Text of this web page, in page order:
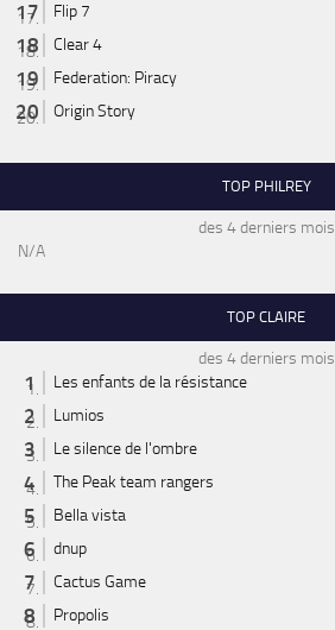
Flip 7
Clear 4
Federation: Piracy
Origin Story
TOP PHILREY
des 4 derniers mois
N/A
TOP CLAIRE
des 4 derniers mois
Les enfants de la résistance
Lumios
Le silence de l'ombre
The Peak team rangers
Bella vista
dnup
Cactus Game
Propolis